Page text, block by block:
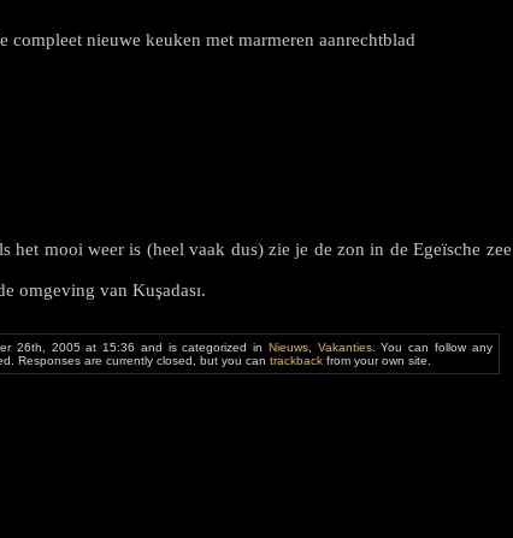
compleet nieuwe keuken met marmeren aanrechtblad
het mooi weer is (heel vaak dus) zie je de zon in de Egeïsche zee
omgeving van Kuşadası.
26th, 2005 at 15:36 and is categorized in Nieuws, Vakanties. You can follow any
Responses are currently closed, but you can trackbackfrom your own site.